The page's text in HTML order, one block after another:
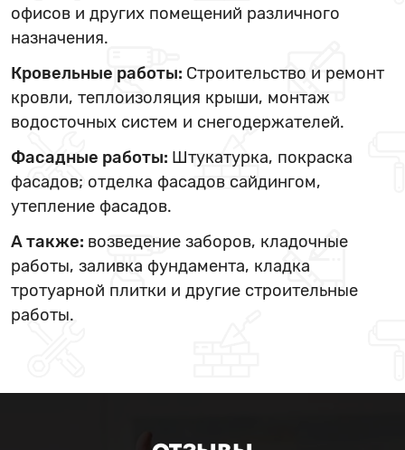
офисов и других помещений различного
назначения.
Кровельные работы: Строительство и ремонт
кровли, теплоизоляция крыши, монтаж
водосточных систем и снегодержателей.
Фасадные работы: Штукатурка, покраска
фасадов; отделка фасадов сайдингом,
утепление фасадов.
А также: возведение заборов, кладочные
работы, заливка фундамента, кладка
тротуарной плитки и другие строительные
работы.